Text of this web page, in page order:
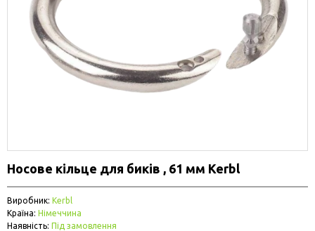
Носове кільце для биків , 61 мм Kerbl
Виробник: Kerbl
Країна: Німеччина
Наявність: Під замовлення